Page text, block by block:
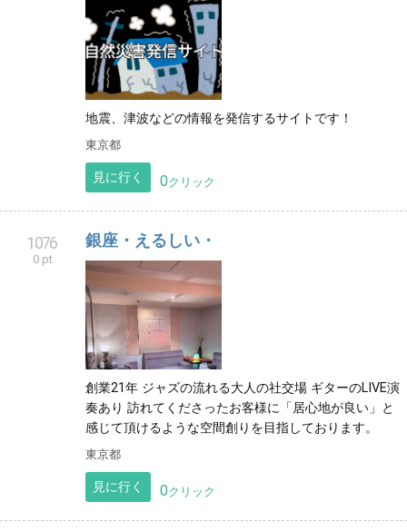
地震、津波などの情報を発信するサイトです！
東京都
見に行く 0クリック
1076
0 pt
銀座・えるしい・
創業21年 ジャズの流れる大人の社交場 ギターのLIVE演
奏あり 訪れてくださったお客様に「居心地が良い」と
感じて頂けるような空間創りを目指しております。
東京都
見に行く 0クリック